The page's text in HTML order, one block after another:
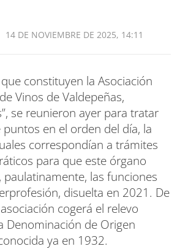
14 DE NOVIEMBRE DE 2025, 14:11
constituyen la Asociación
Vinos de Valdepeñas,
se reunieron ayer para tratar
en el orden del día, la
correspondían a trámites
para que este órgano
paulatinamente, las funciones
disuelta en 2021. De
cogerá el relevo
Denominación de Origen
ya en 1932.